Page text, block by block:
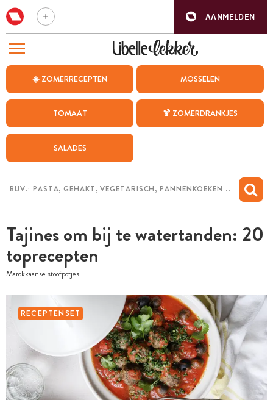
AANMELDEN
☀️ ZOMERRECEPTEN MOSSELEN
TOMAAT 🍹 ZOMERDRANKJES
SALADES
Tajines om bij te watertanden: 20
toprecepten
Marokkaanse stoofpotjes
RECEPTENSET
BEZOEK ONZE ANDERE WEBSITES
WEEKMENU
CHAT MET MAIA
MIJN BEWAARDE RECEPTEN